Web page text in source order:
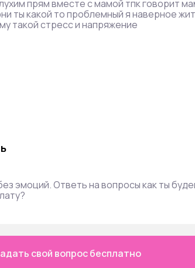
прям вместе с мамой тпк говорит
ты какой то проблемный я наверное
такой стресс и напряжение
эмоций. Ответь на вопросы как ты
свой вопрос бесплатно